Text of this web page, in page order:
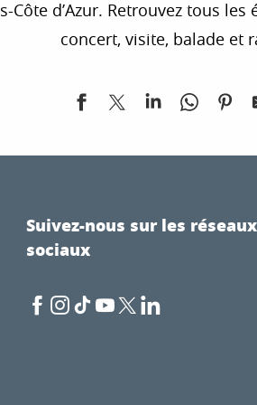
Côte d’Azur. Retrouvez tous
concert, visite, balade et
Suivez-nous sur les réseaux
sociaux